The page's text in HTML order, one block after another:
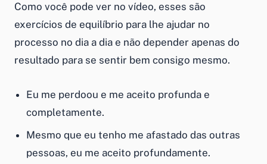
Como você pode ver no vídeo, esses são
exercícios de equilíbrio para lhe ajudar no
processo no dia a dia e não depender apenas do
resultado para se sentir bem consigo mesmo.
Eu me perdoou e me aceito profunda e
completamente.
Mesmo que eu tenho me afastado das outras
pessoas, eu me aceito profundamente.